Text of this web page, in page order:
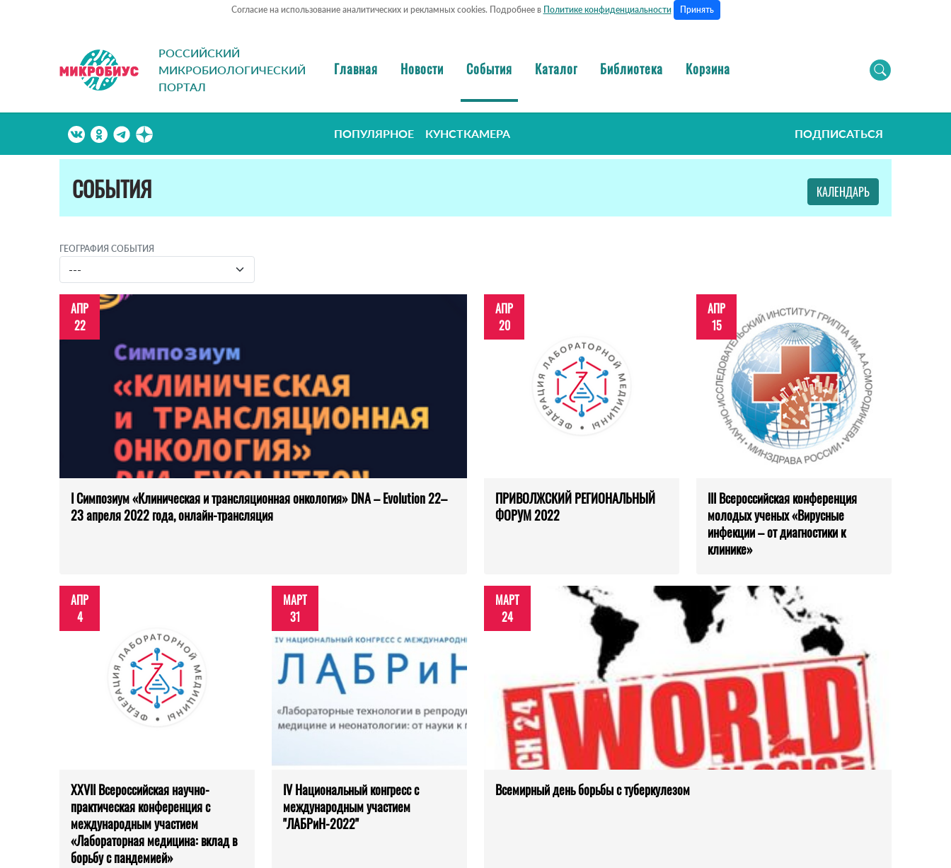
Согласие на использование аналитических и рекламных cookies. Подробнее в Политике конфиденциальности Принять
РОССИЙСКИЙ
МИКРОБИОЛОГИЧЕСКИЙ
ПОРТАЛ
Главная Новости События Каталог Библиотека Корзина
ПОПУЛЯРНОЕ КУНСТКАМЕРА ПОДПИСАТЬСЯ
СОБЫТИЯ КАЛЕНДАРЬ
ГЕОГРАФИЯ СОБЫТИЯ
АПР
22
I Симпозиум «Клиническая и трансляционная онкология» DNA – Evolution 22–
23 апреля 2022 года, онлайн-трансляция
АПР
20
ПРИВОЛЖСКИЙ РЕГИОНАЛЬНЫЙ
ФОРУМ 2022
АПР
15
III Всероссийская конференция
молодых ученых «Вирусные
инфекции – от диагностики к
клинике»
АПР
4
XXVII Всероссийская научно-
практическая конференция с
международным участием
«Лабораторная медицина: вклад в
борьбу с пандемией»
МАРТ
31
IV Национальный конгресс с
международным участием
"ЛАБРиН-2022"
МАРТ
24
Всемирный день борьбы с туберкулезом